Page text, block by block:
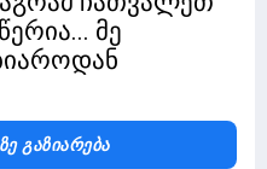
მე
Გაზიარება